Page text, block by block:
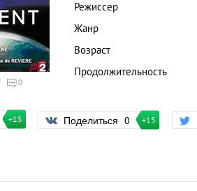
0
Режиссер
Жанр
Возраст
Продолжительность
+15 Поделиться 0 +15